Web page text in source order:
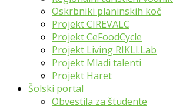
Oskrbniki planinskih koč
Projekt CIREVALC
Projekt CeFoodCycle
Projekt Living RIKLI.Lab
Projekt Mladi talenti
Projekt Haret
Šolski portal
Obvestila za študente